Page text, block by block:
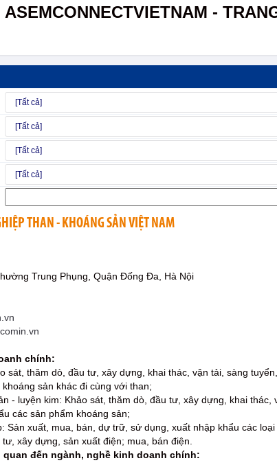
ASEMCONNECTVIETNAM -
THAN - KHOÁNG SẢN VIỆT NAM
Trung Phụng, Quận Đống Đa, Hà Nội
chính:
sát, thăm dò, đầu tư, xây dựng, khai thác, vận tải, sàng
sản khác đi cùng với than;
- luyện kim: Khảo sát, thăm dò, đầu tư, xây dựng, khai
các sản phẩm khoáng sản;
Sản xuất, mua, bán, dự trữ, sử dụng, xuất nhập khẩu các
xây dựng, sản xuất điện; mua, bán điện.
quan đến ngành, nghề kinh doanh chính: